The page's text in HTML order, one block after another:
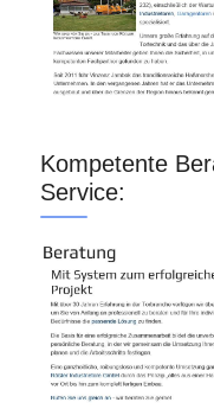
Kompetente
Service: